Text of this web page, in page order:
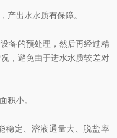
出水水质有保障。
的预处理，然后再经过精
，避免由于进水水质较差对
积小。
定、溶液通量大、脱盐率